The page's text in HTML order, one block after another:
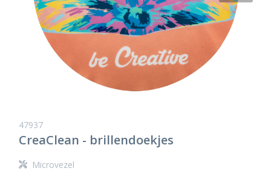
47937
CreaClean - brillendoekjes
Microvezel